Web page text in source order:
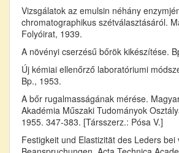
Vizsgálatok az emulsin néhány
chromatographikus szétválasztásáról.
Folyóirat, 1939.
A növényi cserzésű bőrök kikészítése.
Új kémiai ellenőrző laboratóriumi
Bp., 1953.
A bőr rugalmasságának mérése.
Akadémia Műszaki Tudományok
1955. 347-383. [Társszerz.: Pósa V.]
Festigkeit und Elastizität des Leders bei